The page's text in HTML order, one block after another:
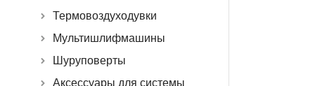
Термовоздуходувки
Мультишлифмашины
Шуруповерты
Аксессуары для системы